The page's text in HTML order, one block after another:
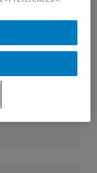
social participation
(2) art and
mental health.